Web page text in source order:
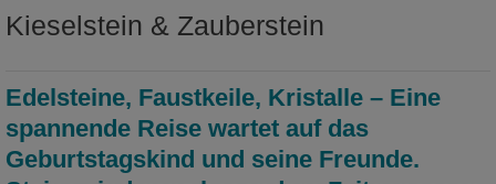
Kieselstein & Zauberstein
Edelsteine, Faustkeile, Kristalle – Eine
spannende Reise wartet auf das
Geburtstagskind und seine Freunde.